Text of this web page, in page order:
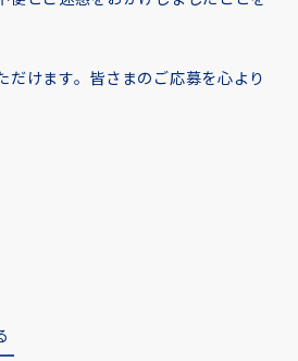
だけます。皆さまのご応募を心より